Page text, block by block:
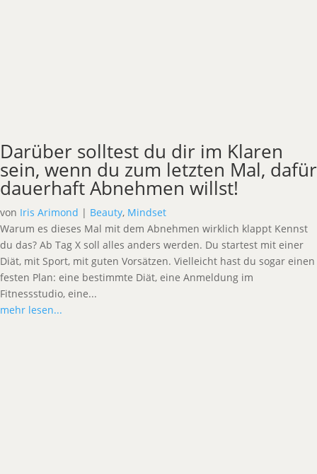
Darüber solltest du dir im Klaren
sein, wenn du zum letzten Mal, dafür
dauerhaft Abnehmen willst!
von Iris Arimond | Beauty, Mindset
Warum es dieses Mal mit dem Abnehmen wirklich klappt Kennst
du das? Ab Tag X soll alles anders werden. Du startest mit einer
Diät, mit Sport, mit guten Vorsätzen. Vielleicht hast du sogar einen
festen Plan: eine bestimmte Diät, eine Anmeldung im
Fitnessstudio, eine...
mehr lesen...